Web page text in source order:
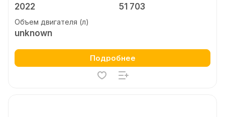
2022 51 703
Объем двигателя (л)
unknown
Подробнее